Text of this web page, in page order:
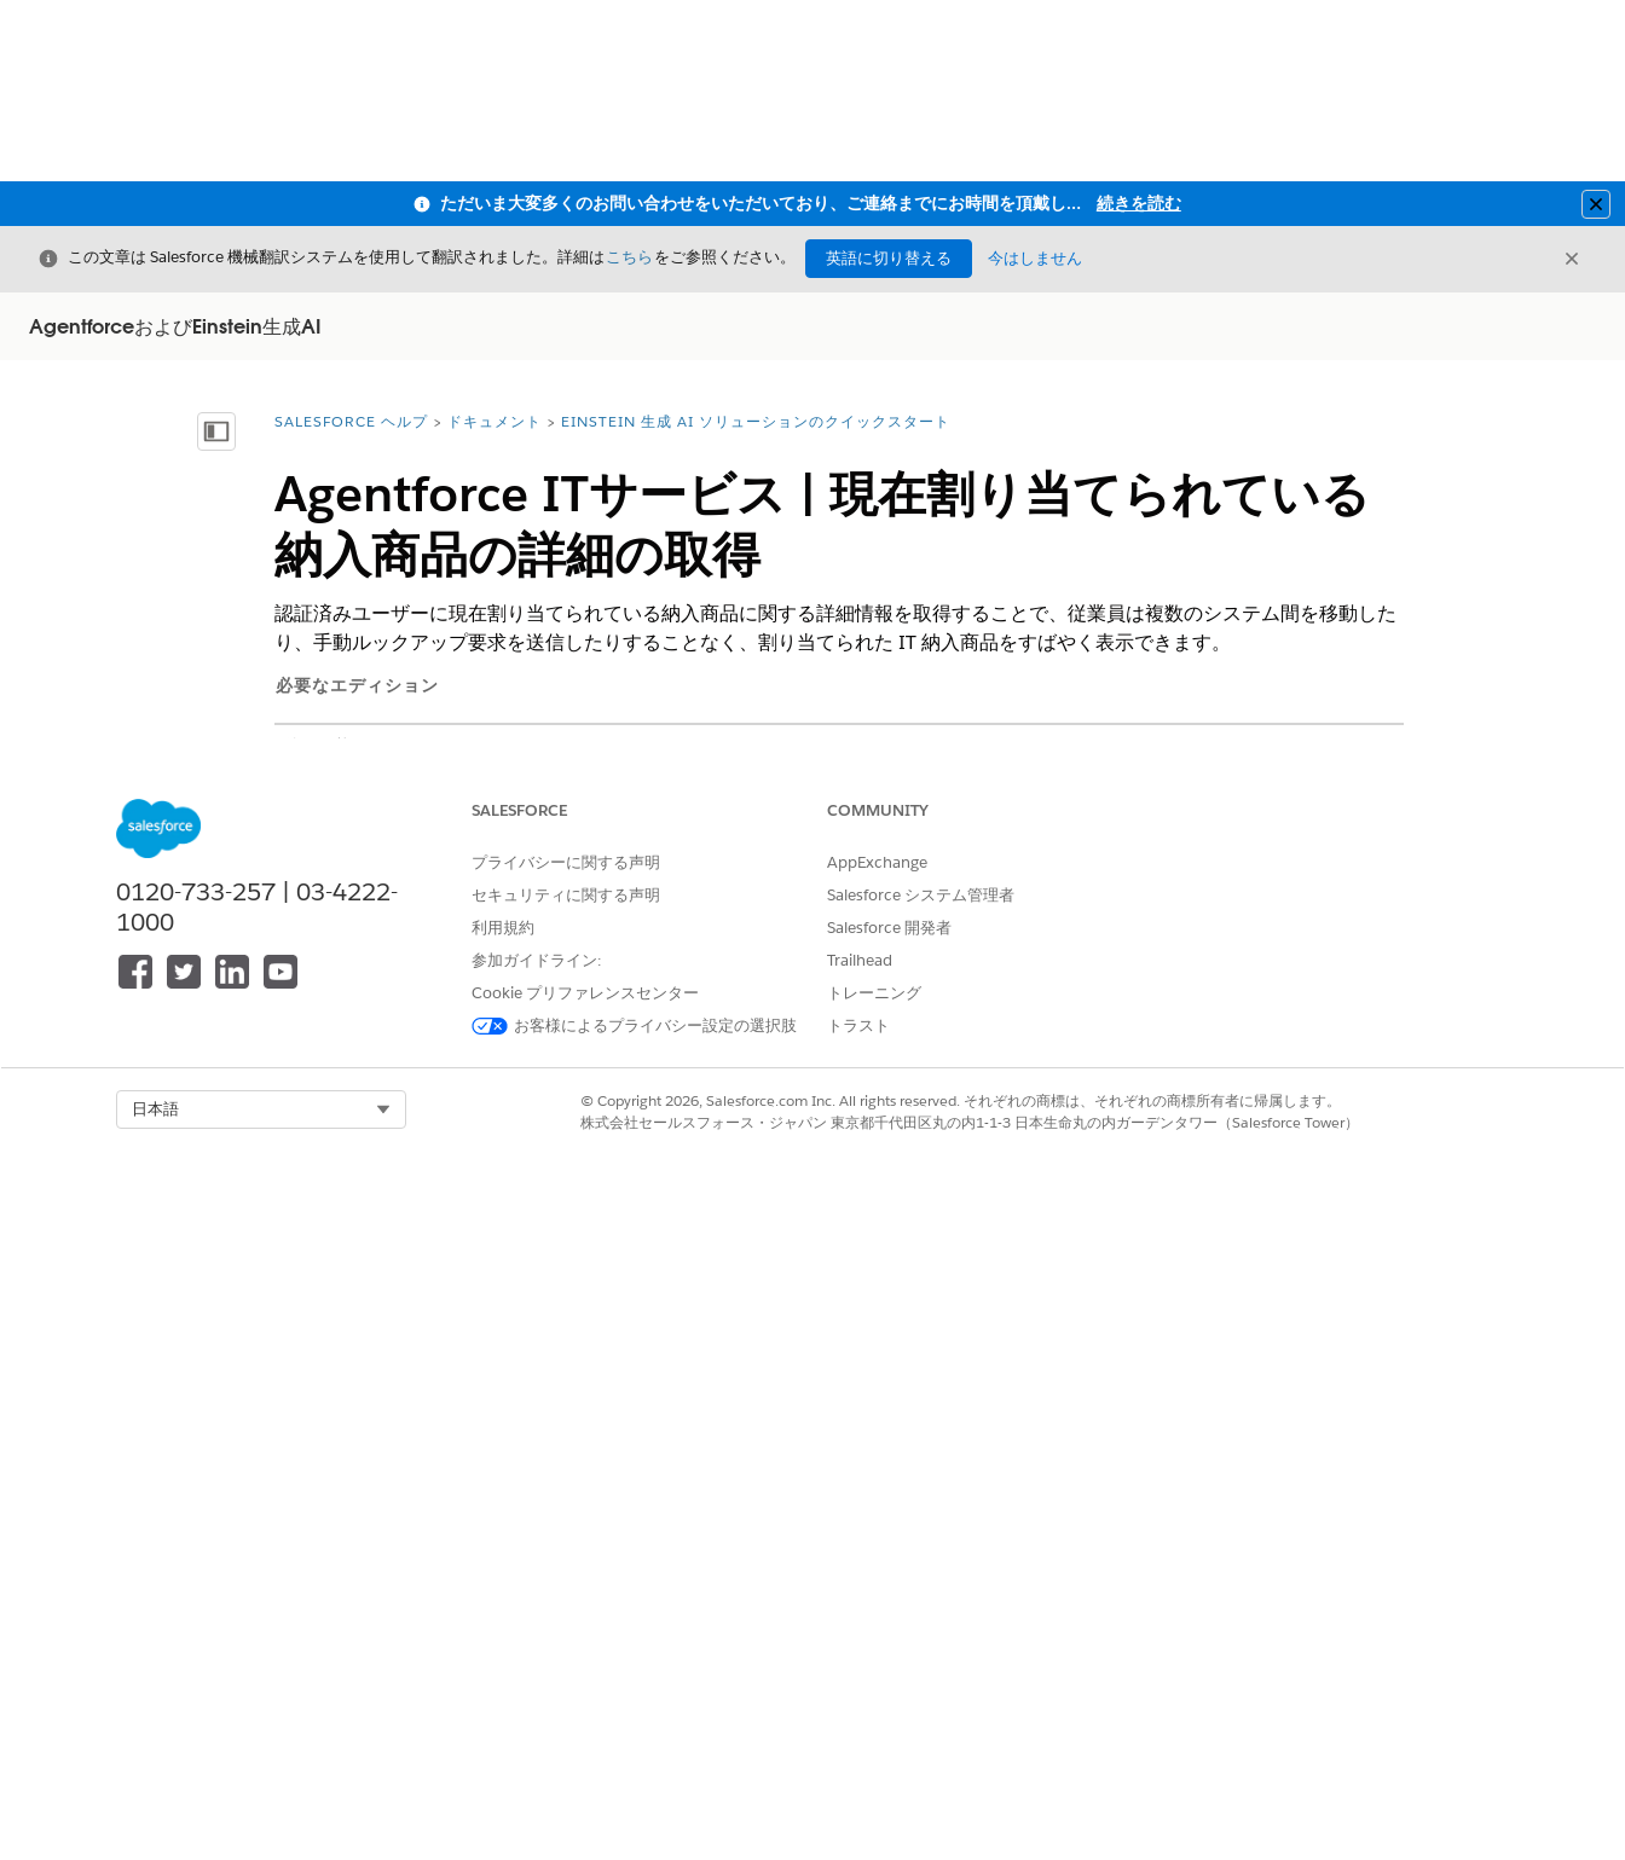
ただいま大変多くのお問い合わせをいただいており、ご連絡までにお時間を頂戴しております 続きを読む
閉じる
この文章は Salesforce 機械翻訳システムを使用して翻訳されました。詳細はこちら をご参照ください。 英語に切り替える 今はしません 閉じる
AgentforceおよびEinstein生成AI
目次を表示詳細情報:
SALESFORCE ヘルプ ドキュメント EINSTEIN 生成 AI ソリューションのクイックスタート
Agentforce ITサービス | 現在割り当てられている
納入商品の詳細の取得
認証済みユーザーに現在割り当てられている納入商品に関する詳細情報を取得することで、従業員は複数のシステム間を移動した
り、手動ルックアップ要求を送信したりすることなく、割り当てられた IT 納入商品をすばやく表示できます。
必要なエディション
使用可能なインターフェース: Lightning Experience
Edition、Performance Edition
Edition。このアクションにアクセスするには、各ユーザーに Agentforce
必要なユーザー権限
「標準エージェントアクションの 」を参照してください。
API 参照名
GetCurrentAssignedAssetDetails
参照アクション種別
フロー
0120-733-257 | 03-4222-
1000
SALESFORCE
プライバシーに関する声明
セキュリティに関する声明
利用規約
参加ガイドライン:
Cookie プリファレンスセンター
お客様によるプライバシー設定の選択肢
COMMUNITY
AppExchange
Salesforce システム管理者
Salesforce 開発者
Trailhead
トレーニング
トラスト
日本語
© Copyright 2026, Salesforce.com Inc. All rights reserved. それぞれの商標は、それぞれの商標所有者に帰属します。
株式会社セールスフォース・ジャパン 東京都千代田区丸の内1-1-3 日本生命丸の内ガーデンタワー（Salesforce Tower）